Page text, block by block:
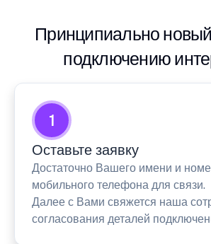
Принципиально
подключению
1
Оставьте заявку
Достаточно Вашего имени и
мобильного телефона для связи.
Далее с Вами свяжется наша
согласования деталей